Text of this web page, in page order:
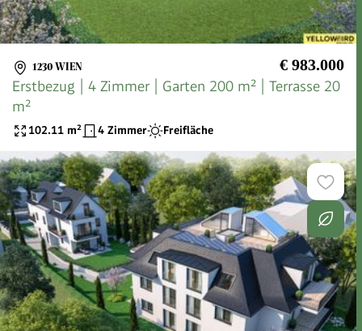
1230 WIEN € 983.000
Erstbezug | 4 Zimmer | Garten 200 m² | Terrasse 20
m²
102.11 m² 4 Zimmer Freifläche